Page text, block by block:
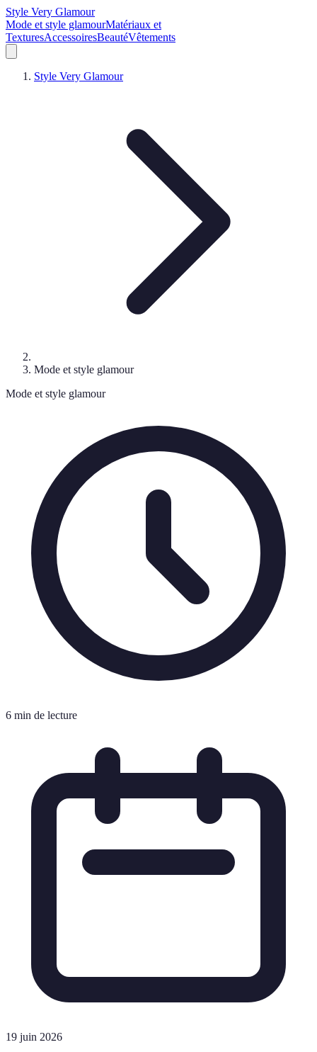
Style Very Glamour
Mode et style glamourMatériaux et
TexturesAccessoiresBeautéVêtements
Style Very Glamour
Mode et style glamour
Mode et style glamour
6 min de lecture
19 juin 2026